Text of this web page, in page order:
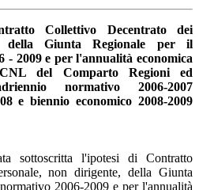
Collettivo Decentrato dei
della Giunta Regionale per il
- 2009 e per l'annualità economica
del Comparto Regioni ed
normativo 2006-2007
e biennio economico 2008-2009
sottoscritta l'ipotesi di Contratto
non dirigente, della Giunta
2006-2009 e per l'annualità